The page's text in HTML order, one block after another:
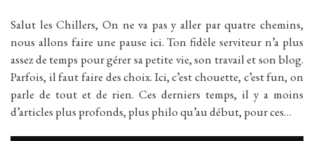
Salut les Chillers, On ne va pas y aller par quatre chemins,
nous allons faire une pause ici. Ton fidèle serviteur n’a plus
assez de temps pour gérer sa petite vie, son travail et son blog.
Parfois, il faut faire des choix. Ici, c’est chouette, c’est fun, on
parle de tout et de rien. Ces derniers temps, il y a moins
d’articles plus profonds, plus philo qu’au début, pour ces…